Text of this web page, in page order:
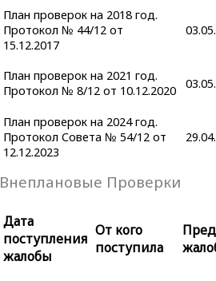
План проверок на 2018 год.
Протокол № 44/12 от
15.12.2017
План проверок на 2021 год.
Протокол № 8/12 от 10.12.2020
План проверок на 2024 год.
Протокол Совета № 54/12 от
12.12.2023
Внеплановые Проверки
Дата
поступления
жалобы
От кого
поступила